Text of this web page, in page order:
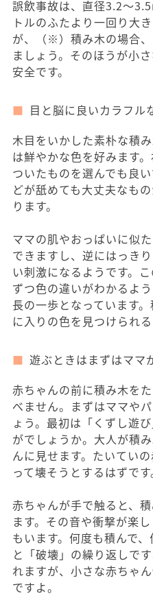
誤飲事故は、直径3.2〜
トルのふたより一回り大
が、（※）積み木の場合
ましょう。そのほうが小
安全です。
目と脳に良いカラフル
木目をいかした素朴な積
は鮮やかな色を好みます
ついたものを選んでも良
どが舐めても大丈夫なも
ります。
ママの肌やおっぱいに似
できますし、逆にはっき
い刺激になるようです。
ずつ色の違いがわかるよ
長の一歩となっています
に入りの色を見つけられる
遊ぶときはまずはママ
赤ちゃんの前に積み木を
べません。まずはママや
ょう。最初は「くずし遊
がでしょうか。大人が積
んに見せます。たいてい
って壊そうとするはずです
赤ちゃんが手で触ると、
ます。その音や衝撃が楽
もいます。何度も積んで
と「破壊」の繰り返しで
れますが、小さな赤ちゃ
ですよ。